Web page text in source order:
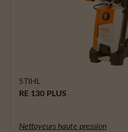
STIHL
RE 130 PLUS
Nettoyeurs haute pression